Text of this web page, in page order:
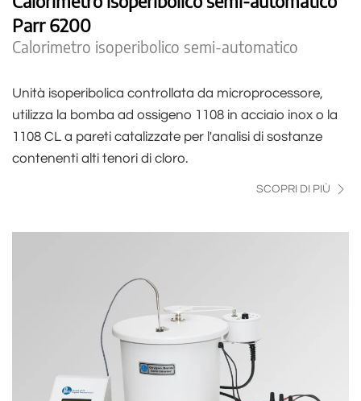
Parr 6200
Calorimetro isoperibolico semi-automatico
Unità isoperibolica controllata da microprocessore,
utilizza la bomba ad ossigeno 1108 in acciaio inox o la
1108 CL a pareti catalizzate per l'analisi di sostanze
contenenti alti tenori di cloro.
SCOPRI DI PIÙ